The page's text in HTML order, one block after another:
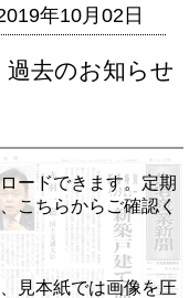
年10月02日
過去のお知らせ
ードできます。定期
こちらからご確認く
見本紙では画像を圧